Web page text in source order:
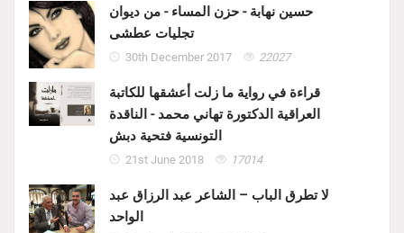
حسين نهابة - حزن المساء - من ديوان
تجليات عطشى
30th December 2017 22027
قراءة في رواية ما زلت أعشقها للكاتبة
العراقية الدكتورة تهاني محمد - الناقدة
التونسية فتحية دبش
21st June 2018 17014
لا تطرق الباب – الشاعر عبد الرزاق عبد
الواحد